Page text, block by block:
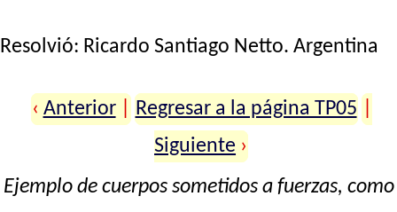
Resolvió: Ricardo Santiago Netto. Argentina
‹ Anterior Regresar a la página TP05
Siguiente ›
Ejemplo de cuerpos sometidos a fuerzas, como